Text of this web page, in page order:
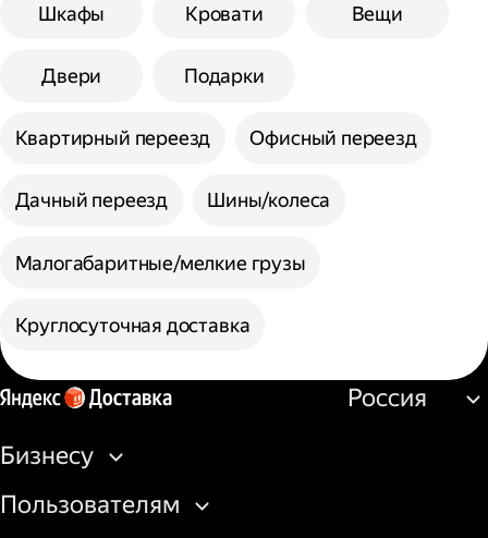
Шкафы Кровати Вещи
Двери Подарки
Квартирный переезд Офисный переезд
Дачный переезд Шины/колеса
Малогабаритные/мелкие грузы
Круглосуточная доставка
Россия
Бизнесу
Пользователям